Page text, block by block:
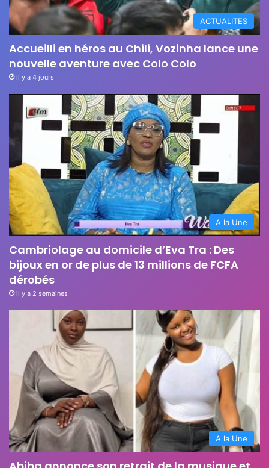
ACTUALITES
Accueilli en héros au Chili, Vozinha lance une
nouvelle aventure avec Colo Colo
il y a 4 jours
A la Une
Cambriolage au domicile d’Eva Tra : Des
bijoux en or de plus de 13 millions de FCFA
dérobés
il y a 2 semaines
A la Une